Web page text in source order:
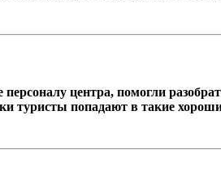
центра, помогли
туристы попадают в такие